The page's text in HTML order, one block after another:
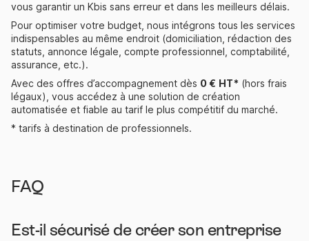
vous garantir un Kbis sans erreur et dans les meilleurs délais.
Pour optimiser votre budget, nous intégrons tous les services
indispensables au même endroit (domiciliation, rédaction des
statuts, annonce légale, compte professionnel, comptabilité,
assurance, etc.).
Avec des offres d’accompagnement dès 0 € HT* (hors frais
légaux), vous accédez à une solution de création
automatisée et fiable au tarif le plus compétitif du marché.
* tarifs à destination de professionnels.
FAQ
Est-il sécurisé de créer son entreprise